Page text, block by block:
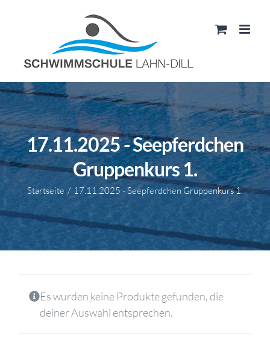
17.11.2025 - Seepferdchen
Gruppenkurs 1.
Startseite 17.11.2025 - Seepferdchen Gruppenkurs 1.
Es wurden keine Produkte gefunden, die
deiner Auswahl entsprechen.